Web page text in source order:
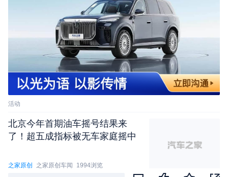
高配车型配备L2级别驾驶辅助功能，支持自动紧急制
动（AEB）、前方碰撞预警（FCW）、车道偏离预
警（LDW）、车道偏离抑制（LDP）、交通标志识
别（TSA）等智能安全辅助系统功能，能够实现车对
车、车对两轮车、车对行人等各种自动紧急制动。
活动
北京今年首期油车摇号结果来
了！超五成指标被无车家庭摇中
之家原创 之家原创车闻 1994浏览